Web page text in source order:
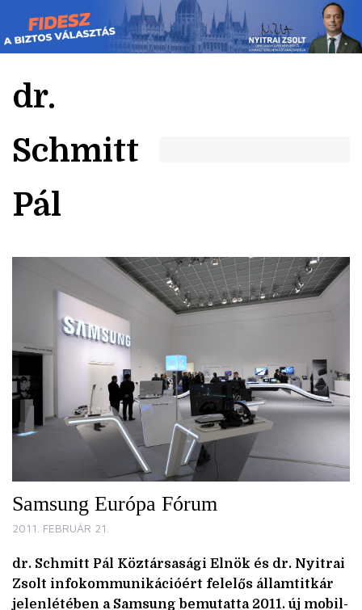
Skip
to
content
dr.
Schmitt
Pál
Samsung Európa Fórum
2011. FEBRUÁR 21.
dr. Schmitt Pál Köztársasági Elnök és dr. Nyitrai
Zsolt infokommunikációért felelős államtitkár
jelenlétében a Samsung bemutatta 2011. új mobil-